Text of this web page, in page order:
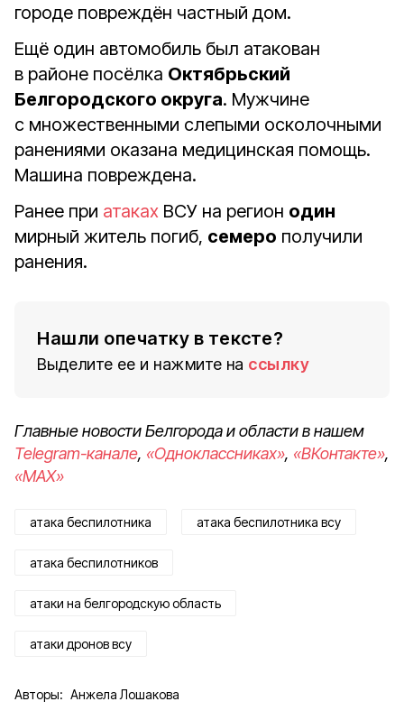
городе повреждён частный дом.
Ещё один автомобиль был атакован
в районе посёлка Октябрьский
Белгородского округа. Мужчине
с множественными слепыми осколочными
ранениями оказана медицинская помощь.
Машина повреждена.
Ранее при атаках ВСУ на регион один
мирный житель погиб, семеро получили
ранения.
Нашли опечатку в тексте?
Выделите ее и нажмите на ссылку
Главные новости Белгорода и области в нашем
Telegram-канале, «Одноклассниках», «ВКонтакте»,
«MAX»
атака беспилотника атака беспилотника всу
атака беспилотников
атаки на белгородскую область
атаки дронов всу
Авторы: Анжела Лошакова